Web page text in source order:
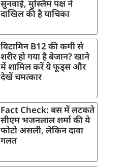
सुनवाई, मुस्लिम पक्ष ने
दाखिल की है याचिका
विटामिन B12 की कमी से
शरीर हो गया है बेजान? खाने
में शामिल करें ये फूड्स और
देखें चमत्कार
Fact Check: बस में लटकते
सीएम भजनलाल शर्मा की ये
फोटो असली, लेकिन दावा
गलत